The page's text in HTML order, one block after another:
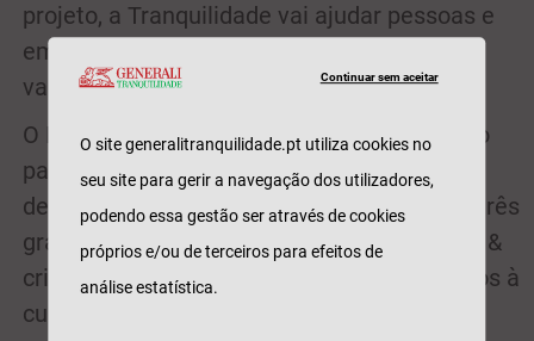
projeto, a Tranquilidade vai ajudar pessoas e
empresas a proteger aquilo que mais
valorizam.
O LACS é um espaço colaborativo orientado
para empreendedores ligados às artes, ao
design e às novas tecnologias assente em três
grandes pilares: comunidade, comunicação &
criatividade e que integra espaços dedicados à
cultura e ao lazer.
Continuar sem aceitar
O site generalitranquilidade.pt utiliza cookies no
seu site para gerir a navegação dos utilizadores,
podendo essa gestão ser através de cookies
próprios e/ou de terceiros para efeitos de
análise estatística.